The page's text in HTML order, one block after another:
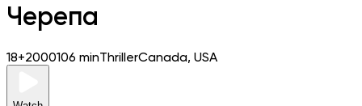
Черепа
18+2000106 minThrillerCanada, USA